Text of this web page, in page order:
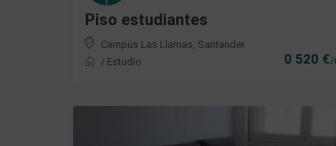
0 520 €/
Piso estudiantes
Campus Las Llamas Santander
/ Estudio